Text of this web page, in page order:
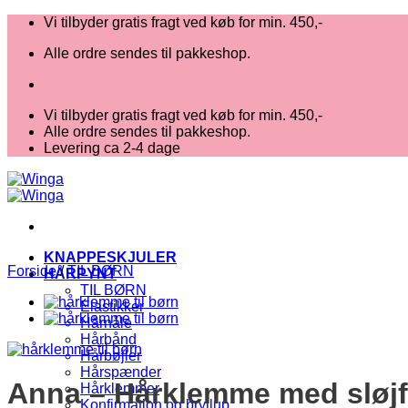
Fortsæt
indhold
Vi tilbyder gratis fragt ved køb for min. 450,-
Alle ordre sendes til pakkeshop.
Vi tilbyder gratis fragt ved køb for min. 450,-
Alle ordre sendes til pakkeshop.
Levering ca 2-4 dage
KNAPPESKJULER
HÅRPYNT
TIL BØRN
Elastikker
Hårnåle
Hårbånd
Hårbøjler
Hårspænder
Hårklemmer
Konfirmation og bryllup
Forside / TIL BØRN
Anna – Hårklemme med